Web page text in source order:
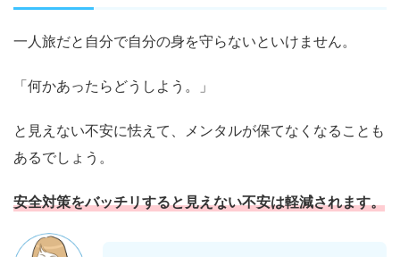
一人旅だと自分で自分の身を守らないといけません。
「何かあったらどうしよう。」
と見えない不安に怯えて、メンタルが保てなくなることも
あるでしょう。
安全対策をバッチリすると見えない不安は軽減されます。